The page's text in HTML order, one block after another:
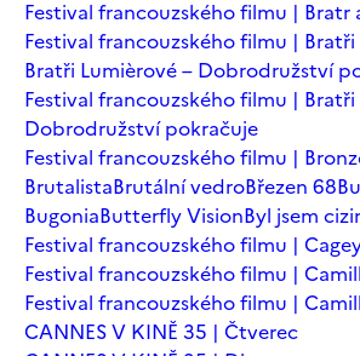
Festival francouzského filmu | Bratr
Festival francouzského filmu |
Bratři Lumièrové – Dobrodružství
Festival francouzského filmu |
Dobrodružství pokračuje
Festival francouzského filmu |
BrutalistaBrutální vedroBřezen 68
BugoniaButterfly VisionByl jsem
Festival francouzského filmu |
Festival francouzského filmu |
Festival francouzského filmu |
CANNES V KINĚ 35 | Čtverec